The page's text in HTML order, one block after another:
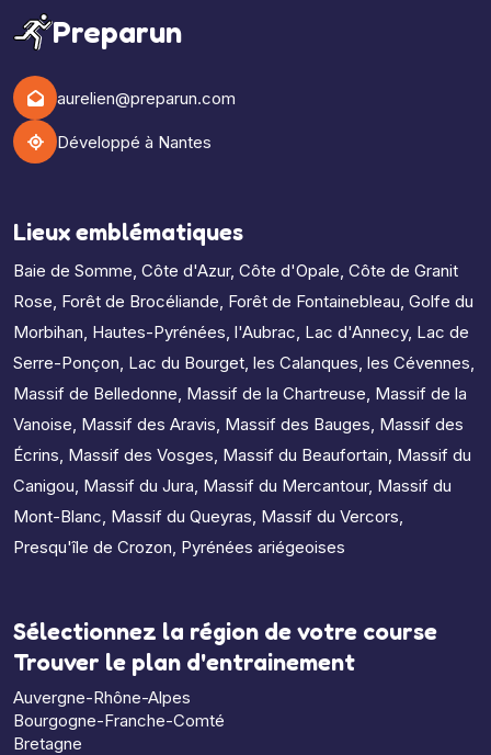
Preparun
aurelien@preparun.com
Développé à Nantes
Lieux emblématiques
Baie de Somme, Côte d'Azur, Côte d'Opale, Côte de Granit
Rose, Forêt de Brocéliande, Forêt de Fontainebleau, Golfe du
Morbihan, Hautes-Pyrénées, l'Aubrac, Lac d'Annecy, Lac de
Serre-Ponçon, Lac du Bourget, les Calanques, les Cévennes,
Massif de Belledonne, Massif de la Chartreuse, Massif de la
Vanoise, Massif des Aravis, Massif des Bauges, Massif des
Écrins, Massif des Vosges, Massif du Beaufortain, Massif du
Canigou, Massif du Jura, Massif du Mercantour, Massif du
Mont-Blanc, Massif du Queyras, Massif du Vercors,
Presqu'île de Crozon, Pyrénées ariégeoises
Sélectionnez la région de votre course
Trouver le plan d'entrainement
Auvergne-Rhône-Alpes
Bourgogne-Franche-Comté
Bretagne